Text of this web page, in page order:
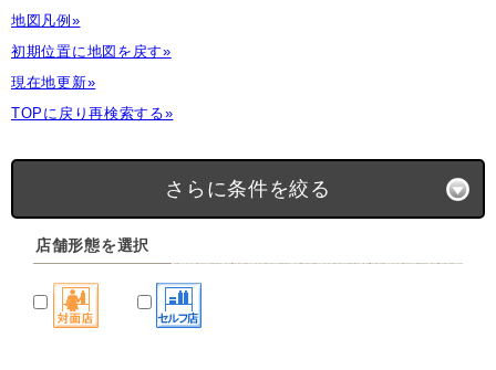
地図凡例»
初期位置に地図を戻す»
現在地更新»
TOPに戻り再検索する»
さらに条件を絞る
店舗形態を選択